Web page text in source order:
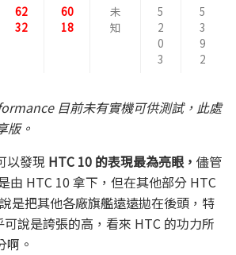
62
32
60
18
未
知
5
2
0
3
5
3
9
2
目前未有實機可供測試，此處
版。
以發現 HTC 10 的表現最為亮眼， 儘管
由 HTC 10 拿下，但在其他部分 HTC
是把其他各廠旗艦遠遠拋在後頭，特
可說是誇張的高，看來 HTC 的功力所
啊。